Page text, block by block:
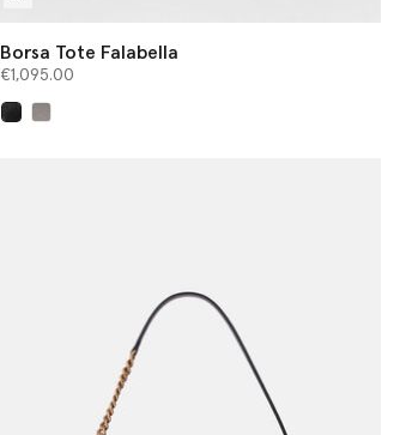
Borsa Tote Falabella
€1,095.00